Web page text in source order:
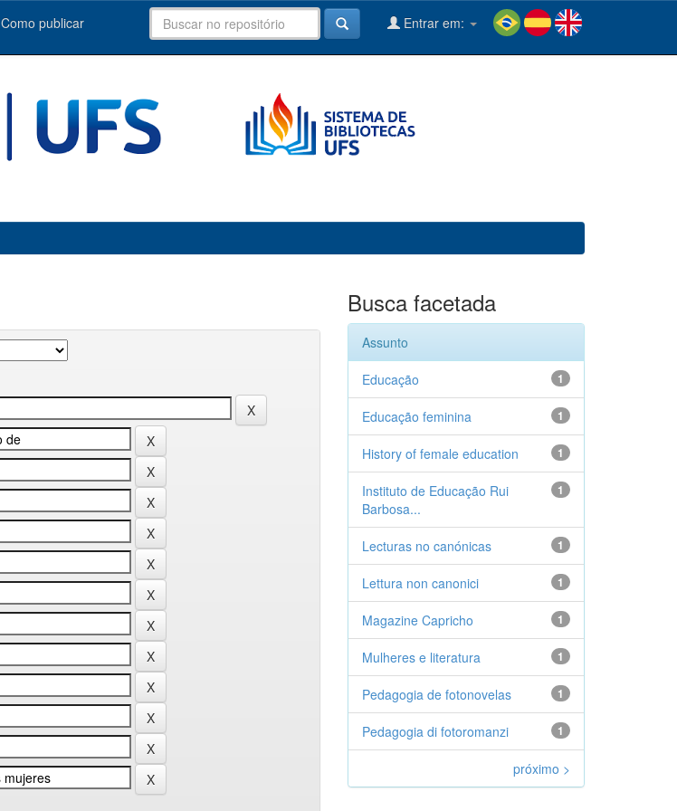
Como publicar Entrar em:
Busca facetada
Assunto
1
Educação
1
Educação feminina
1
History of female education
1
Instituto de Educação Rui
Barbosa...
1
Lecturas no canónicas
1
Lettura non canonici
1
Magazine Capricho
1
Mulheres e literatura
1
Pedagogia de fotonovelas
1
Pedagogia di fotoromanzi
próximo >